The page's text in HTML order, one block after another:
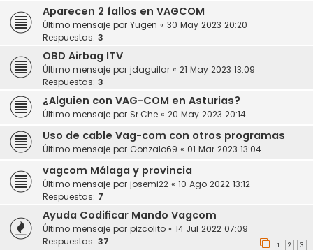
Aparecen 2 fallos en VAGCOM
Último mensaje por Yügen « 30 May 2023 20:20
Respuestas: 3
OBD Airbag ITV
Último mensaje por jdaguilar « 21 May 2023 13:09
Respuestas: 3
¿Alguien con VAG-COM en Asturias?
Último mensaje por Sr.Che « 20 May 2023 20:14
Uso de cable Vag-com con otros programas
Último mensaje por Gonzalo69 « 01 Mar 2023 13:04
vagcom Málaga y provincia
Último mensaje por josemi22 « 10 Ago 2022 13:12
Respuestas: 7
Ayuda Codificar Mando Vagcom
Último mensaje por pizcolito « 14 Jul 2022 07:09
Respuestas: 37 1 2 3